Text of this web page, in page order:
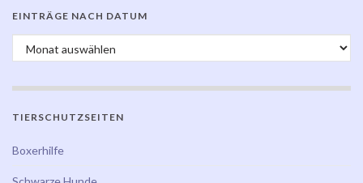
EINTRÄGE NACH DATUM
Einträge nach Datum
TIERSCHUTZSEITEN
Boxerhilfe